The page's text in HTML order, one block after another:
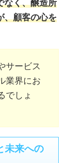
なく、醸造所
、顧客の心を
サービス
業界にお
でしょ
未来への